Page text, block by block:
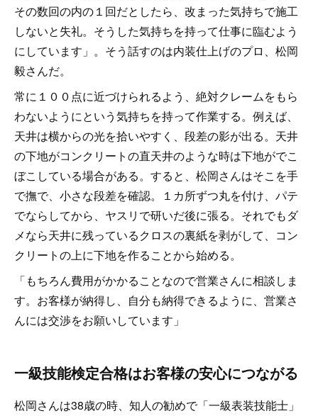
その数回の内の１回だとしたら、改まった気持ちで施工
しないと失礼。そうした気持ちを持って仕事に臨むよう
にしています」。そう話すのは内装仕上げのプロ、松岡
毅さんだ。
常に１００点に近づけられるよう、絶対クレームをもら
わないようにという気持ちを持って作業する。例えば、
天井は横からの光を拾いやすく、段差の影が出る。天井
の下地がコンクリートの直天井のような時は下地がでこ
ぼこしている場合がある。すると、松岡さんはそこを手
で撫で、小さな段差を確認。１カ所ずつ丸を付け、パテ
でならしてから、ヤスリで研いだ後に張る。それでもダ
メなら天井に残っているクロスの裏紙を剥がして、コン
クリートの上に下地を作ることから始める。
「もちろん費用がかかることなので営業さんに相談しま
す。お客様が納得し、自分も納得できるように、営業さ
んには交渉をお願いしています」
一級技能検定合格はお客様の安心につながる
松岡さんは38歳の時、知人の勧めで「一級表装技能士」